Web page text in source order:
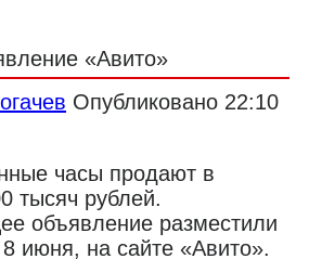
«Авито»
Опубликовано 22:10
часы продают в
тысяч рублей.
объявление разместили
июня, на сайте «Авито».